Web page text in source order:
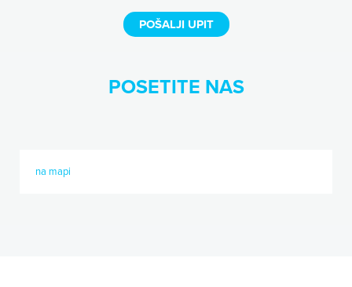
POŠALJI UPIT
POSETITE NAS
na mapi